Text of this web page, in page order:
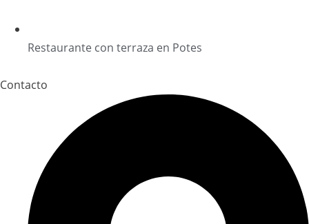
Restaurante con terraza en Potes
Contacto